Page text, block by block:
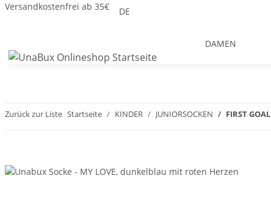
Versandkostenfrei ab 35€ DE
DAMEN
Zurück zur Liste Startseite KINDER JUNIORSOCKEN FIRST GOAL